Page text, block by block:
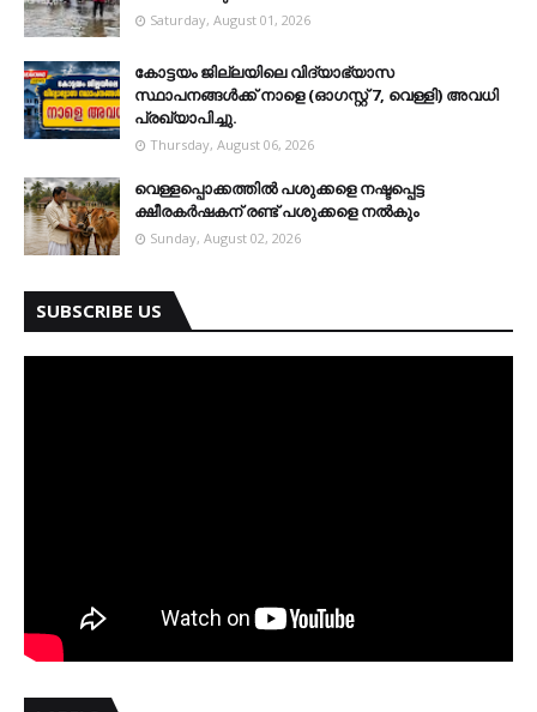
Saturday, August 01, 2026
കോട്ടയം ജില്ലയിലെ വിദ്യാഭ്യാസ
സ്ഥാപനങ്ങള്‍ക്ക് നാളെ (ഓഗസ്റ്റ് 7, വെള്ളി) അവധി
പ്രഖ്യാപിച്ചു.
Thursday, August 06, 2026
വെള്ളപ്പൊക്കത്തില്‍ പശുക്കളെ നഷ്ടപ്പെട്ട
ക്ഷീരകര്‍ഷകന് രണ്ട് പശുക്കളെ നല്‍കും
Sunday, August 02, 2026
SUBSCRIBE US